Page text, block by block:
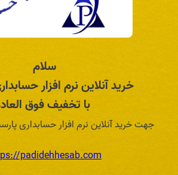
سلام
خرید آنلاین نرم افزار
با تخفیف فوق
جهت خرید آنلاین نرم افزار حسابداری
padidehhesab.com/